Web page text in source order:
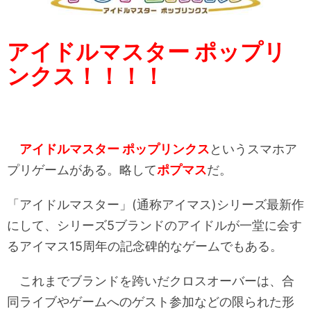
アイドルマスター ポップリ
ンクス！！！！
アイドルマスター ポップリンクスというスマホア
プリゲームがある。略してポプマスだ。
「アイドルマスター」(通称アイマス)シリーズ最新作
にして、シリーズ5ブランドのアイドルが一堂に会す
るアイマス15周年の記念碑的なゲームでもある。
これまでブランドを跨いだクロスオーバーは、合
同ライブやゲームへのゲスト参加などの限られた形